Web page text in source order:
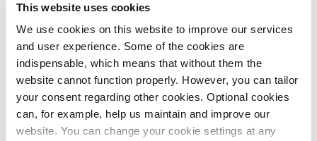
This website uses cookies
We use cookies on this website to improve our services
and user experience. Some of the cookies are
indispensable, which means that without them the
website cannot function properly. However, you can tailor
your consent regarding other cookies. Optional cookies
can, for example, help us maintain and improve our
website. You can change your cookie settings at any